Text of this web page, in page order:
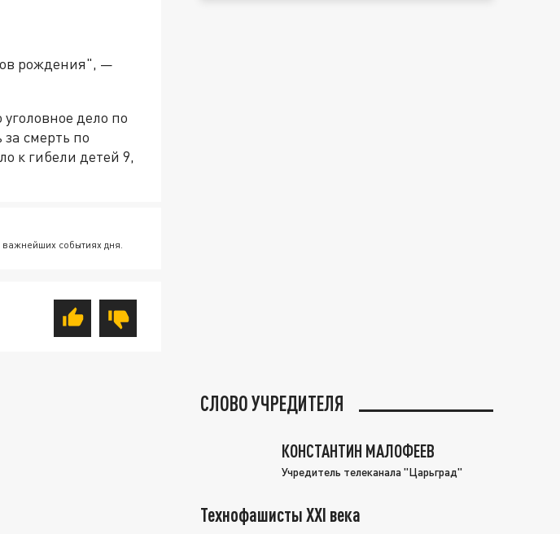
рождения", —
дело по
смерть по
к гибели детей 9,
важнейших событиях дня.
СЛОВО УЧРЕДИТЕЛЯ
КОНСТАНТИН МАЛОФЕЕВ
Учредитель телеканала "Царьград"
Технофашисты XXI века